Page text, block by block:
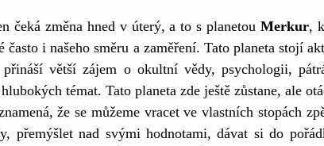
čeká změna hned v úterý, a to s planetou Merkur,
i našeho směru a zaměření. Tato planeta stojí
větší zájem o okultní vědy, psychologii,
témat. Tato planeta zde ještě zůstane, ale
že se můžeme vracet ve vlastních stopách
přemýšlet nad svými hodnotami, dávat si do